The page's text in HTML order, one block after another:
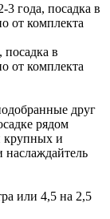
3 года, посадка в
от комплекта
посадка в
от комплекта
друг
рядом
крупных и
или 4,5 на 2,5